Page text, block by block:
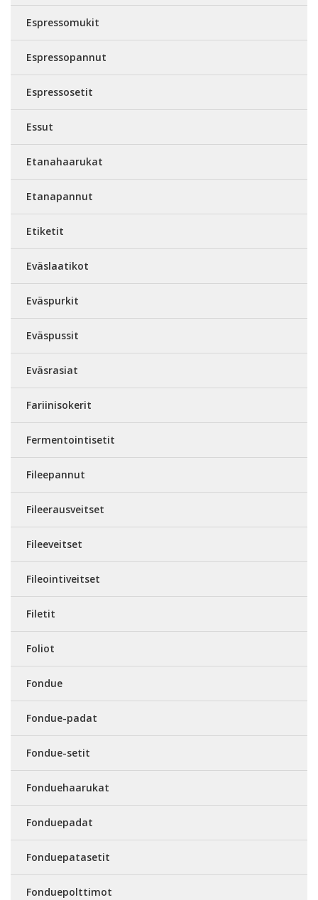
Espressomukit
Espressopannut
Espressosetit
Essut
Etanahaarukat
Etanapannut
Etiketit
Eväslaatikot
Eväspurkit
Eväspussit
Eväsrasiat
Fariinisokerit
Fermentointisetit
Fileepannut
Fileerausveitset
Fileeveitset
Fileointiveitset
Filetit
Foliot
Fondue
Fondue-padat
Fondue-setit
Fonduehaarukat
Fonduepadat
Fonduepatasetit
Fonduepolttimot